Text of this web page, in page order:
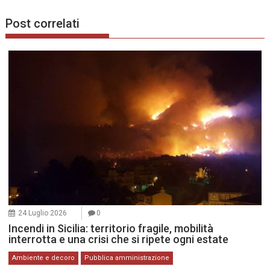
Post correlati
24 Luglio 2026 0
Incendi in Sicilia: territorio fragile, mobilità
interrotta e una crisi che si ripete ogni estate
Ambiente e decoro Pubblica amministrazione